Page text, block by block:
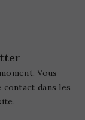
Vous
dans les